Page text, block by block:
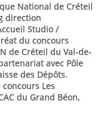
National de Créteil
direction
Studio /
du concours
de Créteil du Val-de-
avec Pôle
des Dépôts.
Les
du Grand Béon,